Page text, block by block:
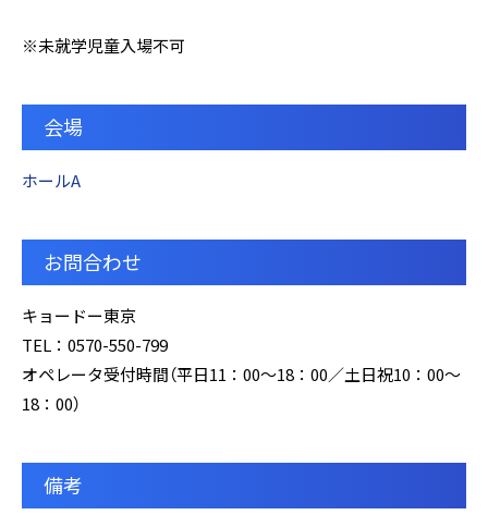
※未就学児童入場不可
会場
ホールA
お問合わせ
キョードー東京
TEL：0570-550-799
オペレータ受付時間（平日11：00～18：00／土日祝10：00～
18：00）
備考